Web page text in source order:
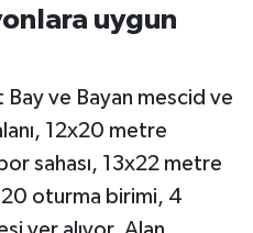
uygun
ve Bayan mescid ve
12x20 metre
sahası, 13x22 metre
oturma birimi, 4